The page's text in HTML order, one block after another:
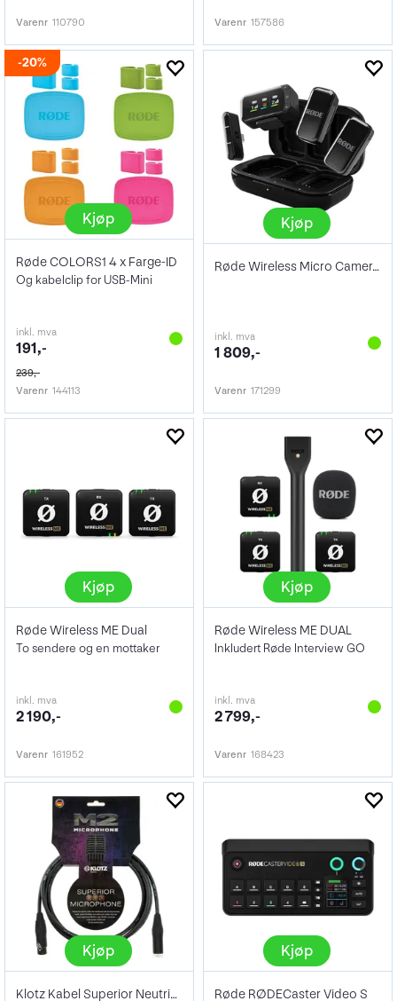
Varenr 110790 Varenr 157586
20%
Kjøp
Røde COLORS1 4 x Farge-ID
Og kabelclip for USB-Mini
inkl. mva
191,-
239,-
Varenr 144113
Kjøp
Røde Wireless Micro Camera Kit
inkl. mva
1 809,-
Varenr 171299
Kjøp
Røde Wireless ME Dual
To sendere og en mottaker
inkl. mva
2 190,-
Varenr 161952
Kjøp
Røde Wireless ME DUAL
Inkludert Røde Interview GO
inkl. mva
2 799,-
Varenr 168423
Kjøp
Klotz Kabel Superior Neutrik 0,3 Meter
Kjøp
Røde RØDECaster Video S